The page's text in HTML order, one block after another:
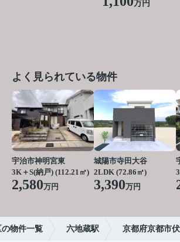
万円
よく見られている物件
宇治市神明宮東
3K＋S(納戸) (112.21㎡)
2,580万円
城陽市寺田大谷
2LDK (72.86㎡)
3,390万円
物件一覧 六地蔵駅 京都府京都市